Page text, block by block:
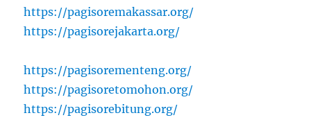
https://pagisoremakassar.org/
https://pagisorejakarta.org/
https://pagisorementeng.org/
https://pagisoretomohon.org/
https://pagisorebitung.org/